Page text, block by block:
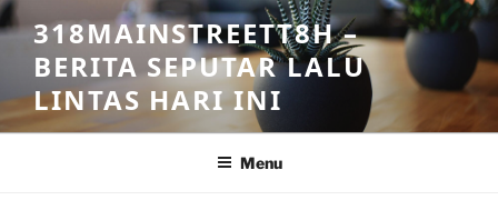
Skip
to
content
318MAINSTREETT8H –
BERITA SEPUTAR LALU
LINTAS HARI INI
Menu